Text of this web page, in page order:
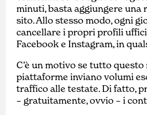
minuti, basta aggiungere una
sito. Allo stesso modo, ogni
cancellare i propri profili
Facebook e Instagram, in
C’è un motivo se tutto questo
piattaforme inviano volumi
traffico alle testate. Di fatto,
– gratuitamente, ovvio – i